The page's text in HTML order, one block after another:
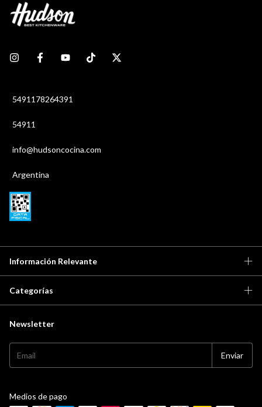
5491178264391
54911
info@hudsoncocina.com
Argentina
Información Relevante
Categorías
Newsletter
Medios de pago